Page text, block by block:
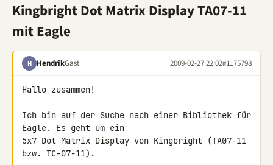
Kingbright Dot Matrix Display TA07-11
mit Eagle
H HendrikGast 2009-02-27 22:02#1175798
Hallo zusammen!
Ich bin auf der Suche nach einer Bibliothek für
Eagle. Es geht um ein
5x7 Dot Matrix Display von Kingbright (TA07-11
bzw. TC-07-11).